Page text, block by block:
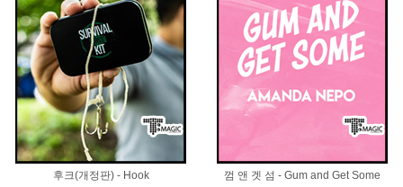
후크(개정판) - Hook
껌 앤 겟 섬 - Gum and Get Some